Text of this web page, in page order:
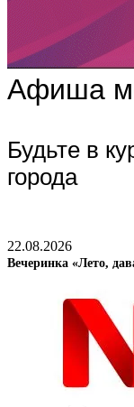
Афиша
Будьте в
города
22.08.2026
Вечеринка «Лето,